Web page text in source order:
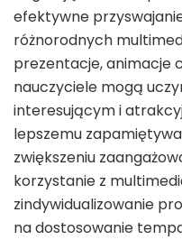
efektywne
różnorodnych
prezentacje, animacje
nauczyciele mogą
interesującym i
lepszemu
zwiększeniu
korzystanie z
zindywidualizowanie
na dostosowanie